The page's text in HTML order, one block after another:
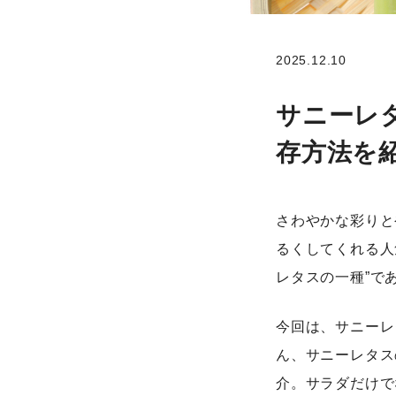
2025.12.10
サニーレ
存方法を
さわやかな彩り
るくしてくれる
レタスの一種”で
今回は、サニー
ん、サニーレタ
介。サラダだけ